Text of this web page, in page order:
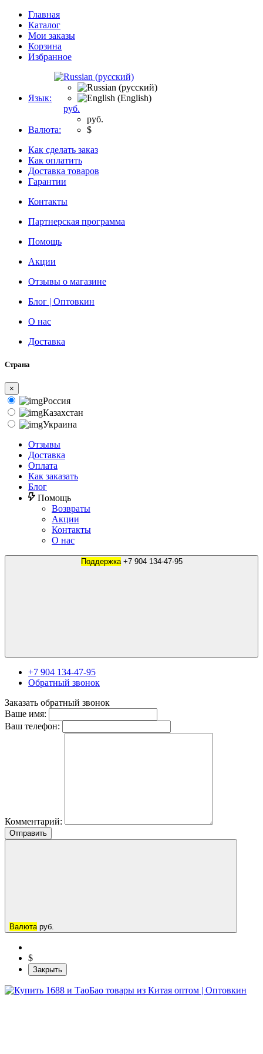
Главная
Каталог
Мои заказы
Корзина
Избранное
Язык:
Валюта:
руб.
руб.
$
Как сделать заказ
Как оплатить
Доставка товаров
Гарантии
Контакты
Партнерская программа
Помощь
Акции
Отзывы о магазине
Блог | Оптовкин
О нас
Доставка
Страна
×
Россия
Казахстан
Украина
Отзывы
Доставка
Оплата
Как заказать
Блог
Помощь
Возвраты
Акции
Контакты
О нас
Поддержка +7 904 134-47-95
+7 904 134-47-95
Обратный звонок
Заказать обратный звонок
Ваше имя:
Ваш телефон:
Комментарий:
Отправить
Валюта руб.
$
Закрыть